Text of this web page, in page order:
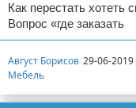
Как перестать хотеть
Вопрос «где заказать
Август Борисов 29-06-2019
Мебель